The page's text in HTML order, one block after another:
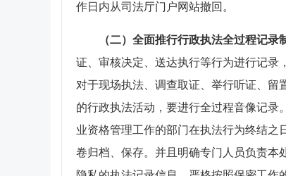
作日内从司法厅门户网站撤回。
（二）全面推行行政执法全过程记录
证、审核决定、送达执行等行为进行记录
对于现场执法、调查取证、举行听证、留
的行政执法活动，要进行全过程音像记录
业资格管理工作的部门在执法行为终结之
卷归档、保存。并且明确专门人员负责本